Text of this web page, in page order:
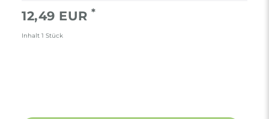
12,49 EUR *
Inhalt 1 Stück